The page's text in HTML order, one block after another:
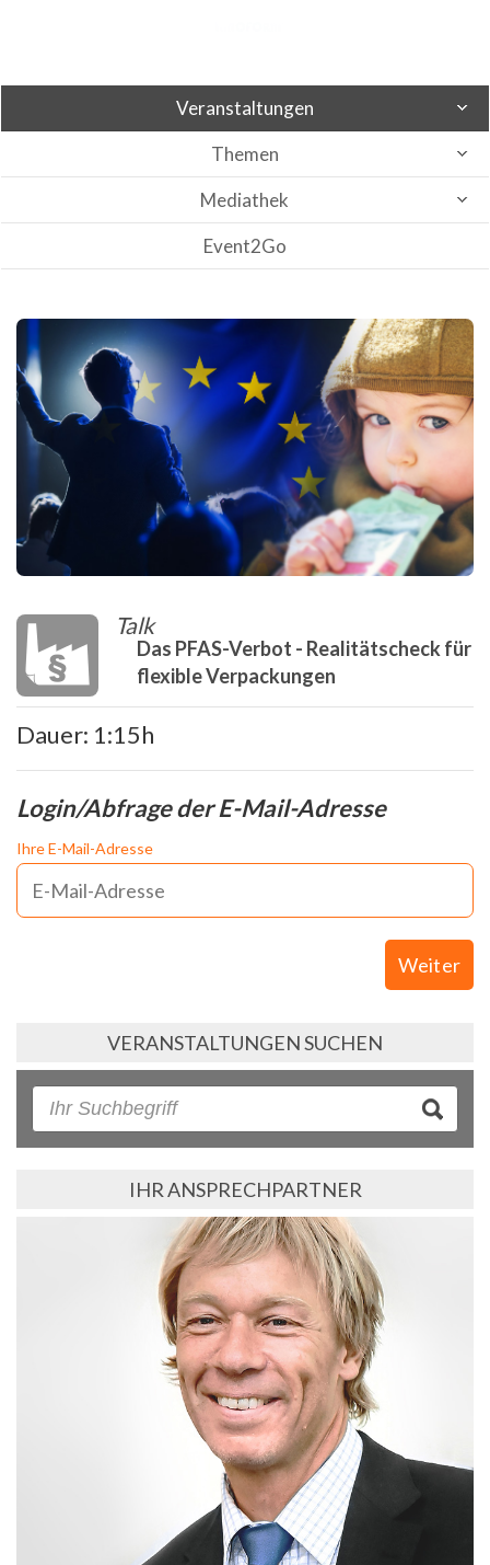
Veranstaltungen
Themen
Mediathek
Event2Go
Talk
Das PFAS-Verbot - Realitätscheck für
flexible Verpackungen
Dauer: 1:15h
Login/Abfrage der E-Mail-Adresse
Ihre E-Mail-Adresse
Weiter
VERANSTALTUNGEN SUCHEN
IHR ANSPRECHPARTNER